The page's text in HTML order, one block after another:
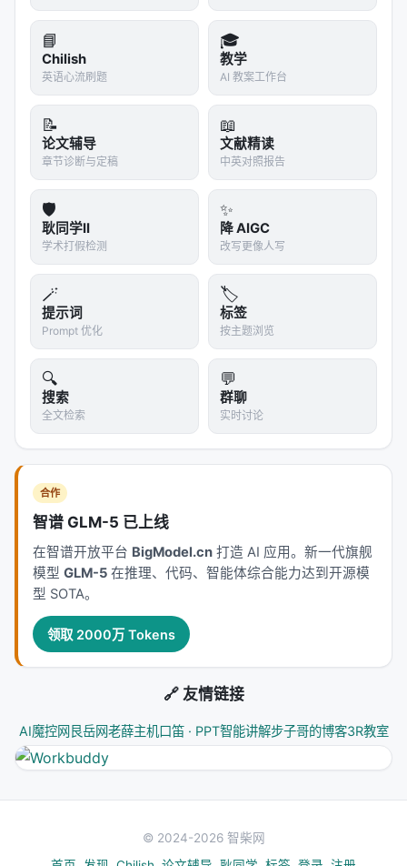
A Survey, May 2024, arxi…
A Dataset of Information-Seeking Questions an
d Answers Anchored in Res…
ARES: An Automated Evaluation Framework for
Retrieval-Augmented Genera…
Agent-X: Evaluating Deep Multimodal Reasonin
g in Vision-Centric Agenti…
AgentBoard: An Analytical Evaluation Board of
Multi-turn LLM Agents, D…
参考文献
原文：R2MED: A Benchmark for Reasoning-
Driven Medical Retrieval, May 2025, arxiv. arXiv
/ 出版源见链接。
---
深度分析附录
技术脉络定位
本工作处于
荐系统交叉地带。从系统视角看，它回应的是「如何
在 LLM 时代重新分配检索、排序、生成与工具调用的
职责边界」这一核心问题。若将经典搜索栈比作漏
斗：召回负责覆盖，精排负责判别，生成负责呈现；
而 LLM 时代的新增变量是
否检索、检索几次、调用何种工具）。
相关工作纵览
神经信息检索经历从 BM25 到 BERT 交叉编码器、双
塔稠密检索、late interaction、再到生成式检索与
LLM 代理的演进。每一代方法都在效率-效果-可维护
性三角中寻找平衡。稠密检索以近似最近邻搜索实现
级联误差却面临索引更新难题。 在推荐侧，从矩阵分
📘
Chilish
英语心流刷题
🎓
教学
AI 教案工作台
📝
论文辅导
章节诊断与定稿
📖
文献精读
中英对照报告
🛡️
耿同学II
学术打假检测
✨
降 AIGC
改写更像人写
🪄
提示词
Prompt 优化
🏷️
标签
按主题浏览
🔍
搜索
全文检索
💬
群聊
实时讨论
合作
智谱 GLM-5 已上线
在智谱开放平台 BigModel.cn 打造 AI 应用。新一代旗舰
模型 GLM-5 在推理、代码、智能体综合能力达到开源模
型 SOTA。
领取 2000万 Tokens
🔗 友情链接
AI魔控网 艮岳网老薛主机口笛 · PPT智能讲解步子哥的博客3R教室
© 2024-2026 智柴网